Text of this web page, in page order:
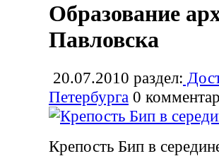
Образование
Павловска
20.07.2010 раздел:
Петербурга 0
Крепость Бип в